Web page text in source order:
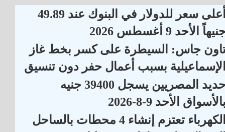
أعلى سعر للدولار في البنوك عند 49.89
الأحد 9 أغسطس 2026
جاس: السيطرة على كسر بخط غاز
بسبب أعمال حفر دون تنسيق
حديد المصريين يسجل 39400 جنيه
الأحد 9-8-2026
الكهرباء تعتزم إنشاء 4 محطات بالساحل